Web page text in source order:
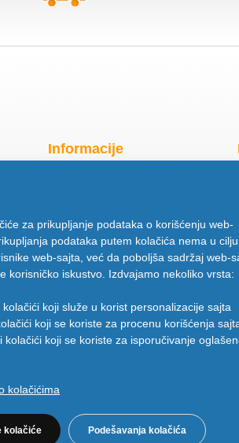
Informacije
Način isporuke
Načini plaćanja
Politika privatnosti
Uslovi korišćenja
Ugovor na daljinu
za prikupljanje podataka o korišćenju web-
podataka putem kolačića nema u
web-sajta, već da poboljša sadržaj web-
korisničko iskustvo. Izdvajamo nekoliko vrsta:
kolačići koji služe u korist personalizacije sajta
koji se koriste za procenu korišćenja
kolačići koji se koriste za isporučivanje
kolačićima
kolačiće Podešavanja kolačića